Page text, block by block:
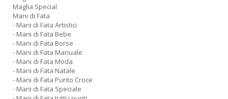
Maglia Special
Mani di Fata
- Mani di Fata Artistici
- Mani di Fata Bebe
- Mani di Fata Borse
- Mani di Fata Manuale
- Mani di Fata Moda
- Mani di Fata Natale
- Mani di Fata Punto Croce
- Mani di Fata Speciale